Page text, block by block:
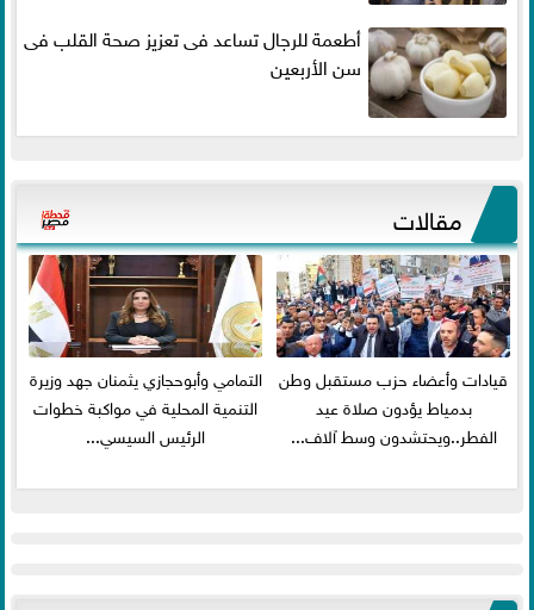
أطعمة للرجال تساعد فى تعزيز صحة القلب فى
سن الأربعين
مقالات
قيادات وأعضاء حزب مستقبل وطن
بدمياط يؤدون صلاة عيد
الفطر..ويحتشدون وسط آلاف...
التمامي وأبوحجازي يثمنان جهد وزيرة
التنمية المحلية في مواكبة خطوات
الرئيس السيسي...